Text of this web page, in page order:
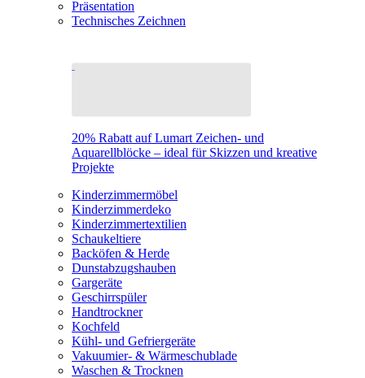
Präsentation
Technisches Zeichnen
20% Rabatt auf Lumart Zeichen- und
Aquarellblöcke – ideal für Skizzen und kreative
Projekte
Kinderzimmermöbel
Kinderzimmerdeko
Kinderzimmertextilien
Schaukeltiere
Backöfen & Herde
Dunstabzugshauben
Gargeräte
Geschirrspüler
Handtrockner
Kochfeld
Kühl- und Gefriergeräte
Vakuumier- & Wärmeschublade
Waschen & Trocknen